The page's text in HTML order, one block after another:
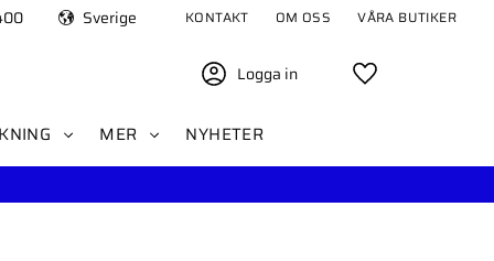
Sverige KONTAKT OM OSS VÅRA BUTIKER
Logga in
MER NYHETER